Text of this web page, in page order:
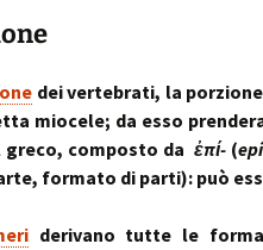
dei vertebrati, la
miocele; da esso
greco, composto da ἐπί-(
formato di parti): può
derivano tutte le